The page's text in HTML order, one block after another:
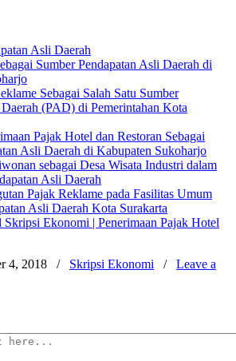
Asli Daerah
Sumber Pendapatan Asli Daerah di
Sebagai Salah Satu Sumber
(PAD) di Pemerintahan Kota
Pajak Hotel dan Restoran Sebagai
Asli Daerah di Kabupaten Sukoharjo
sebagai Desa Wisata Industri dalam
Asli Daerah
Pajak Reklame pada Fasilitas Umum
Asli Daerah Kota Surakarta
Skripsi Ekonomi | Penerimaan Pajak Hotel
4, 2018 / Skripsi Ekonomi / Leave a